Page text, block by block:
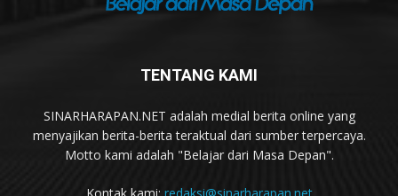
TENTANG KAMI
SINARHARAPAN.NET adalah medial berita online yang
menyajikan berita-berita teraktual dari sumber terpercaya.
Motto kami adalah "Belajar dari Masa Depan".